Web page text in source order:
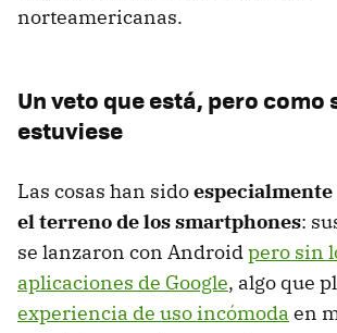
norteamericanas.
Un veto que está, pero como
estuviese
Las cosas han sido
el terreno de los smartphones:
se lanzaron con Androidpero sin
aplicaciones de Google, algo que
experiencia de uso incómoda en